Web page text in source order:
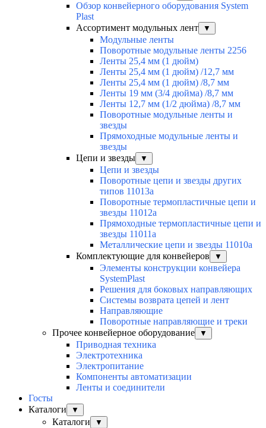
Обзор конвейерного оборудования System
Plast
Ассортимент модульных лент
▼
Модульные ленты
Поворотные модульные ленты 2256
Ленты 25,4 мм (1 дюйм)
Ленты 25,4 мм (1 дюйм) /12,7 мм
Ленты 25,4 мм (1 дюйм) /8,7 мм
Ленты 19 мм (3/4 дюйма) /8,7 мм
Ленты 12,7 мм (1/2 дюйма) /8,7 мм
Поворотные модульные ленты и
звезды
Прямоходные модульные ленты и
звезды
Цепи и звезды
▼
Цепи и звезды
Поворотные цепи и звезды других
типов 11013а
Поворотные термопластичные цепи и
звезды 11012а
Прямоходные термопластичные цепи и
звезды 11011а
Металлические цепи и звезды 11010а
Комплектующие для конвейеров
▼
Элементы конструкции конвейера
SystemPlast
Решения для боковых направляющих
Системы возврата цепей и лент
Направляющие
Поворотные направляющие и треки
Прочее конвейерное оборудование
▼
Приводная техника
Электротехника
Электропитание
Компоненты автоматизации
Ленты и соединители
Госты
Каталоги
▼
Каталоги ▼